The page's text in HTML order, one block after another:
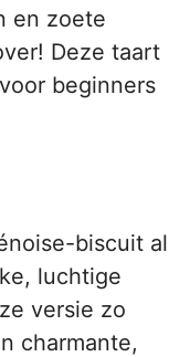
en zoete
Deze taart
beginners
biscuit al
luchtige
versie zo
charmante,